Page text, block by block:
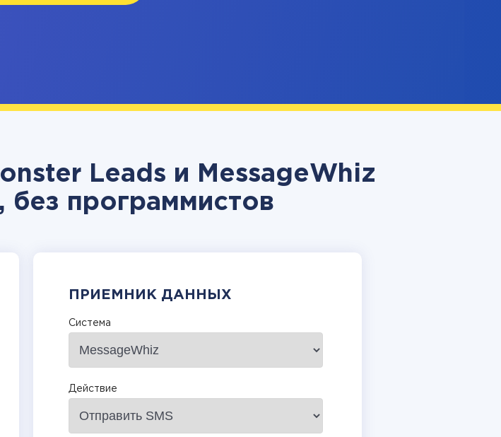
Leads и MessageWhiz
без программистов
ПРИЕМНИК ДАННЫХ
Система
Действие